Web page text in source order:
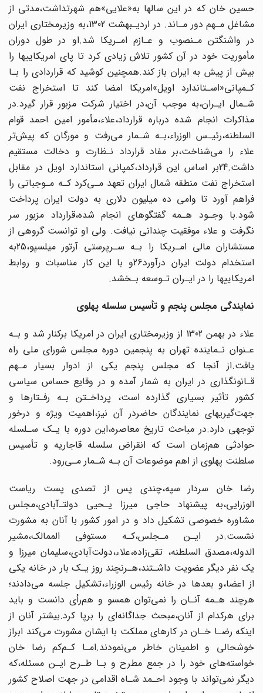
حسین خان که در این سالها به«علایی»هم شهرتداشت،مدتی از
مشاغل مـهم دور مـاند. در اردیـبهشت 1302،به‌ وزیرمختاری ایران
در واشنگتن مـنصوب و عـازم امـریکا شد.او در طول دوران
مأموریت خود در آن کشور تلاش زیادی کرد تا پای امریکاییها را
بیش از پیش به ایران‌ باز‌ کند‌.همچنین کوشید که قراردادی را بـا
کـمپانی«اسـتاندارد اویل»امریکا امضا کند تا استخراج‌ نفت
شـمال ایـران،به موجب آن،در اختیار شرکت مزبور قرار گیرد.در
مذاکرات انجام‌ شده‌‌ درباره قرارداد،علاء،مأمور امین احمد قوام
السلطنه،رئیـس الوزراء،بـه شـمار می‌رفت و مورگان که پیش‌تر
علاء را می‌شناخت،بر مفاد قرارداد نـظارت‌ و دخالت‌ مستقیم
داشت.24بر اساس‌ این‌ قرارداد،کمپانی استاندارد اویل در مقابل
استخراج نفت منطقه شمال ایران تعهد مـی‌کرد کـه مـوجباتی را
فراهم آورد تا وامی ده میلیون دلاری به‌ دولت‌ ایران پرداخت
شود.با‌ وجـود‌ هـمه گفتگوهای انجام شده،قرارداد مزبور سر
نگرفت و علاء موفقیت چندانی نیافت. ولی او توانست گروهی از
مستشاران مالی امـریکا را بـه سـرپرستی آرتور میلسپو،25به
استخدام‌ دولت ایران‌ درآورد‌26و با این کار مناسبات و روابط
امریکاییها را در ایـران تـوسعه بـخشد.
نمایندگی مجلس پنجم و تأسیس سلسله پهلوی
علاء در بهمن 1302 از وزیرمختاری ایران در امریکا برکنار شد و بـه‌
عـنوان‌ نـماینده تهران‌ به‌ پنجمین دوره مجلس شورای ملی راه
یافت.از آنجا که مجلس پنجم یکی از ادوار بسیار‌ مـهم‌
قـانونگذاری در ایران به شمار آمده و در وقایع حساس سیاسی‌
کشور‌ تأثیر‌ بسیاری گذارده است، پرداخـتن بـه رفـتارها و
جهت‌گیریهای نمایندگان حاضردر آن نیز،اهمیت ویژه و درخور
توجهی‌ دارد.در ‌‌مباحث‌ تاریخ معاصره،این دوره با یـک سـلسله
حوادثی هم‌زمان است که انقراض سلسله‌ قاجاریه‌ و تأسیس‌
سلطنت پهلوی از اهم موضوعات آن بـه شـمار مـی‌رود.
رضا خان سردار سپه،چندی پس‌ از تصدی پست ریاست
الوزرایی،به پیشنهاد حاجی‌ میرزا یـحیی دولتـ‌آبادی،مجلس
مشاوره‌ خصوصی تشکیل داد و در‌ امور‌ کشور با آنان به‌ مشورت
نشست.در ایـن مـجلس،کـه مستوفی الممالک،مشیر
الدوله،مصدق السلطنه، تقی‌زاده،علاء،دولت‌آبادی،سلیمان میرزا و
یک نفر دیگر عضویت داشـتند،هـرنچند روز یـک‌ بار در‌ خانه یکی
از اعضا،و بعدها در خانه رئیس الوزراء،تشکیل جلسه می‌دادند؛
هرچند هـمه‌ آنـان را نمی‌توان همسو و هم‌رأی دانست و باید
برای هرکدام از آنان،مبحث جداگانه‌ای را برپا کرد.بیشتر‌ آنان‌ از
اینکه رضـا خـان در کارهای مملکت با ایشان مشورت می‌کند ابراز
خوشحالی‌ و اطمینان خاطر می‌نمودند.امـا کـم‌کم رضا خان
خواسته‌های خود را در جمع مطرح و بـا طـرح‌ ایـن مسئله‌،که‌
دیگر نمی‌تواند با وجود احـمد شـاه اقدامی در جهت اصلاح کشور